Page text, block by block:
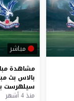
مباشر
مشاهدة
بالاس بث
سيلهرست
منذ 4 أشهر